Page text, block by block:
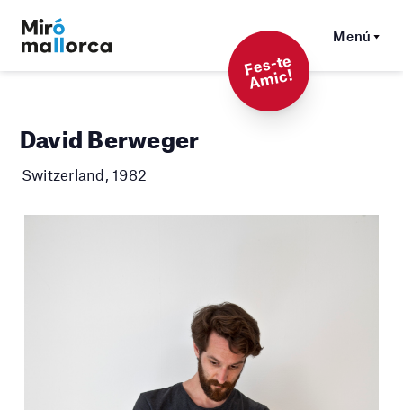
Menú
F
es-t
e
A
mi
c!
David Berweger
Switzerland, 1982